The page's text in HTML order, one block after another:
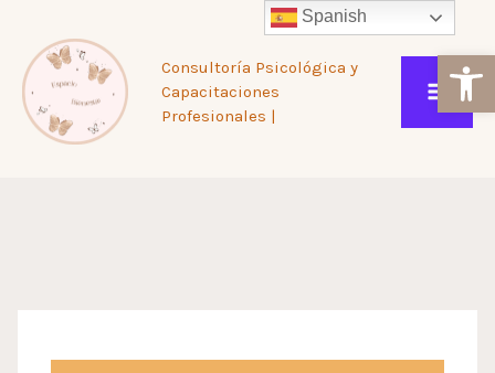
al
contenido
Consultoría Psicológica y
Capacitaciones
Profesionales |
Spanish